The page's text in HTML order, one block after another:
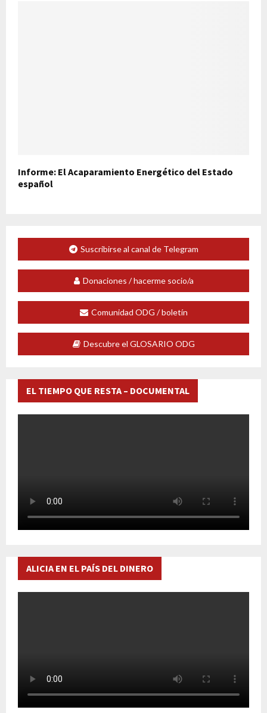
Informe: El Acaparamiento Energético del Estado
español
Suscribirse al canal de Telegram
Donaciones / hacerme socio/a
Comunidad ODG / boletín
Descubre el GLOSARIO ODG
EL TIEMPO QUE RESTA – DOCUMENTAL
ALICIA EN EL PAÍS DEL DINERO